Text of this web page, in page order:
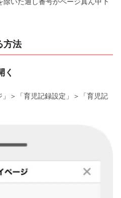
いた通し番号がページ真ん中下
方法
く
＞「育児記録設定」＞「育児記